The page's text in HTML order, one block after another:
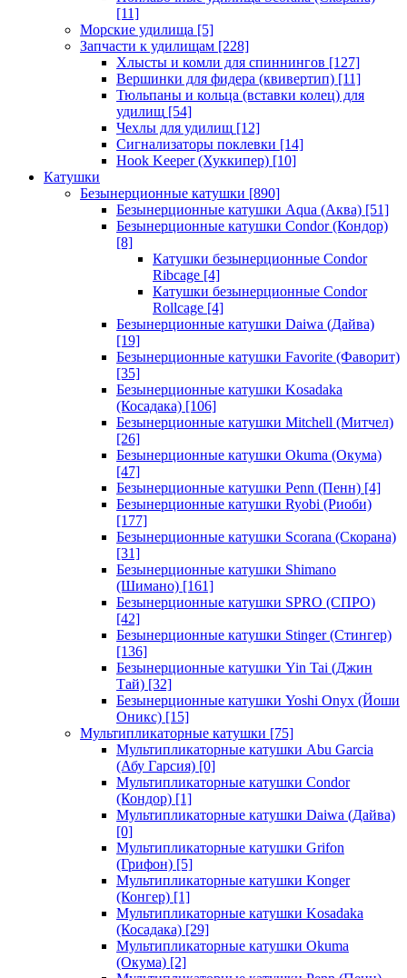
[11]
Морские удилища [5]
Запчасти к удилищам [228]
Хлысты и комли для спиннингов [127]
Вершинки для фидера (квивертип) [11]
Тюльпаны и кольца (вставки колец) для
удилищ [54]
Чехлы для удилищ [12]
Сигнализаторы поклевки [14]
Hook Keeper (Хуккипер) [10]
Катушки
Безынерционные катушки [890]
Безынерционные катушки Aqua (Аква) [51]
Безынерционные катушки Condor (Кондор)
[8]
Катушки безынерционные Condor
Ribcage [4]
Катушки безынерционные Condor
Rollcage [4]
Безынерционные катушки Daiwa (Дайва)
[19]
Безынерционные катушки Favorite (Фаворит)
[35]
Безынерционные катушки Kosadaka
(Косадака) [106]
Безынерционные катушки Mitchell (Митчел)
[26]
Безынерционные катушки Okuma (Окума)
[47]
Безынерционные катушки Penn (Пенн) [4]
Безынерционные катушки Ryobi (Риоби)
[177]
Безынерционные катушки Scorana (Скорана)
[31]
Безынерционные катушки Shimano
(Шимано) [161]
Безынерционные катушки SPRO (СПРО)
[42]
Безынерционные катушки Stinger (Стингер)
[136]
Безынерционные катушки Yin Tai (Джин
Тай) [32]
Безынерционные катушки Yoshi Onyx (Йоши
Оникс) [15]
Мультипликаторные катушки [75]
Мультипликаторные катушки Abu Garcia
(Абу Гарсия) [0]
Мультипликаторные катушки Condor
(Кондор) [1]
Мультипликаторные катушки Daiwa (Дайва)
[0]
Мультипликаторные катушки Grifon
(Грифон) [5]
Мультипликаторные катушки Konger
(Конгер) [1]
Мультипликаторные катушки Kosadaka
(Косадака) [29]
Мультипликаторные катушки Okuma
(Окума) [2]